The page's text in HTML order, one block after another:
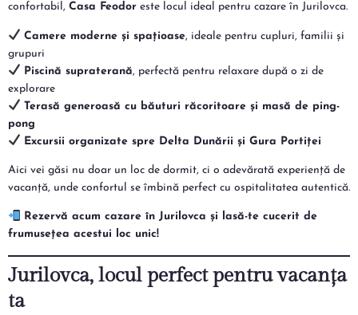
confortabil, Casa Feodor este locul ideal pentru cazare în Jurilovca.
Camere moderne și spațioase, ideale pentru cupluri, familii și
grupuri
Piscină supraterană, perfectă pentru relaxare după o zi de
explorare
Terasă generoasă cu băuturi răcoritoare și masă de ping-
pong
Excursii organizate spre Delta Dunării și Gura Portiței
Aici vei găsi nu doar un loc de dormit, ci o adevărată experiență de
vacanță, unde confortul se îmbină perfect cu ospitalitatea autentică.
Rezervă acum cazare în Jurilovca și lasă-te cucerit de
frumusețea acestui loc unic!
Jurilovca, locul perfect pentru vacanța
ta